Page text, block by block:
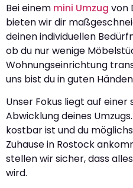
Bei einem mini Umzug von
bieten wir dir
deinen individuellen
ob du nur wenige
Wohnungseinrichtung
uns bist du in guten
Unser Fokus liegt auf
Abwicklung deines
kostbar ist und du
Zuhause in Rostock
stellen wir sicher, dass
wird.